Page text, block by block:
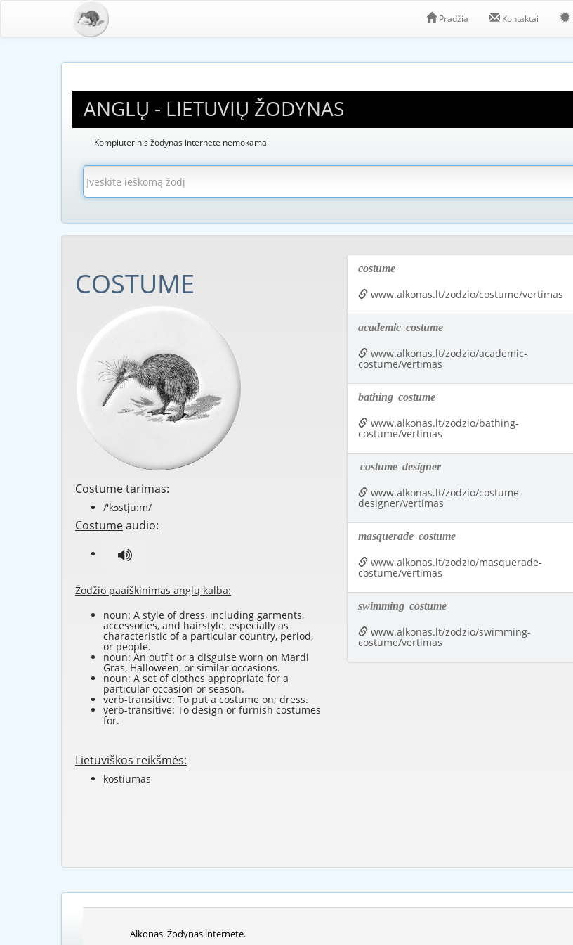
Pradžia Kontaktai
ANGLŲ - LIETUVIŲ ŽODYNAS
Kompiuterinis žodynas internete nemokamai
COSTUME
Costumetarimas:
/'kɔstju:m/
Costumeaudio:
Žodžio paaiškinimas anglų kalba:
noun: A style of dress, including garments,
accessories, and hairstyle, especially as
characteristic of a particular country, period,
or people.
noun: An outfit or a disguise worn on Mardi
Gras, Halloween, or similar occasions.
noun: A set of clothes appropriate for a
particular occasion or season.
verb-transitive: To put a costume on; dress.
verb-transitive: To design or furnish costumes
for.
Lietuviškos reikšmės:
kostiumas
costume
www.alkonas.lt/zodzio/costume/vertimas
academic costume
www.alkonas.lt/zodzio/academic-
costume/vertimas
bathing costume
www.alkonas.lt/zodzio/bathing-
costume/vertimas
costume designer
www.alkonas.lt/zodzio/costume-
designer/vertimas
masquerade costume
www.alkonas.lt/zodzio/masquerade-
costume/vertimas
swimming costume
www.alkonas.lt/zodzio/swimming-
costume/vertimas
Alkonas. Žodynas internete.